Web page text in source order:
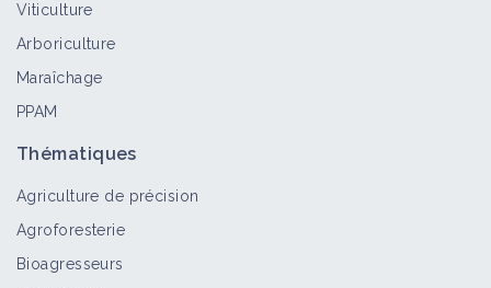
Viticulture
Arboriculture
Maraîchage
PPAM
Thématiques
Agriculture de précision
Agroforesterie
Bioagresseurs